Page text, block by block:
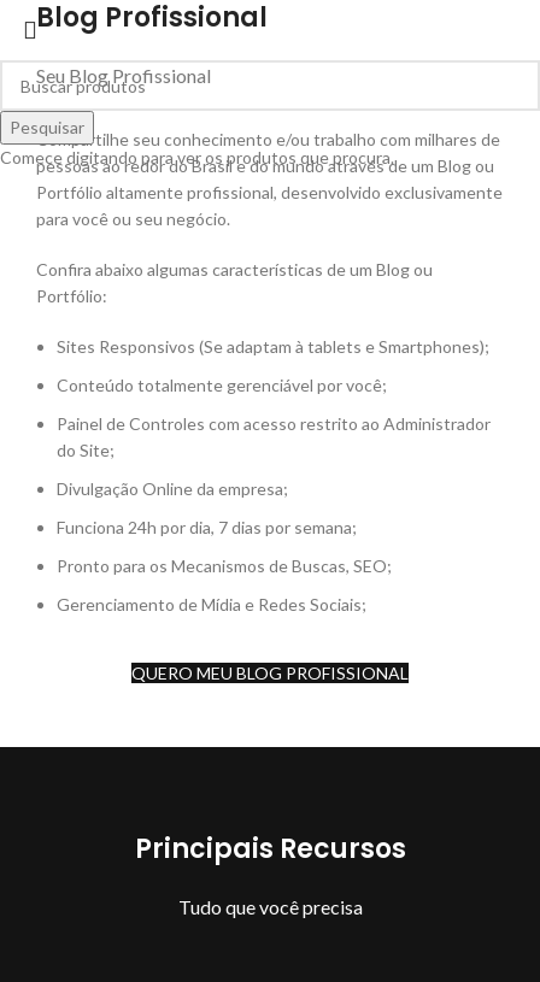
Blog Profissional
Seu Blog Profissional
Compartilhe seu conhecimento e/ou trabalho com milhares de
pessoas ao redor do Brasil e do mundo através de um Blog ou
Portfólio altamente profissional, desenvolvido exclusivamente
para você ou seu negócio.
Confira abaixo algumas características de um Blog ou
Portfólio:
Sites Responsivos (Se adaptam à tablets e Smartphones);
Conteúdo totalmente gerenciável por você;
Painel de Controles com acesso restrito ao Administrador
do Site;
Divulgação Online da empresa;
Funciona 24h por dia, 7 dias por semana;
Pronto para os Mecanismos de Buscas, SEO;
Gerenciamento de Mídia e Redes Sociais;
QUERO MEU BLOG PROFISSIONAL
Principais Recursos
Tudo que você precisa
Pesquisar
Comece digitando para ver os produtos que procura.